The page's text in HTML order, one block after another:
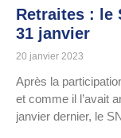
Retraites : le
31 janvier
20 janvier 2023
Après la
et comme il l’avait
janvier dernier, le